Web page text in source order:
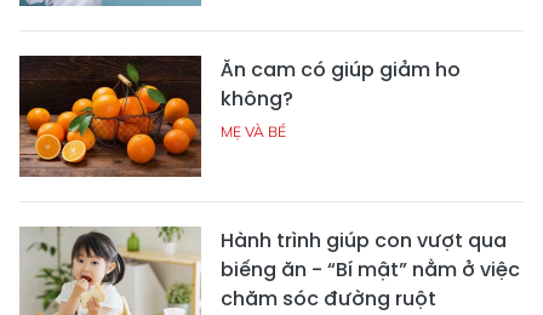
Ăn cam có giúp giảm ho
không?
MẸ VÀ BÉ
Hành trình giúp con vượt qua
biếng ăn - “Bí mật” nằm ở việc
chăm sóc đường ruột